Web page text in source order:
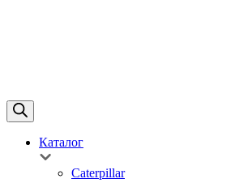
Каталог
Caterpillar